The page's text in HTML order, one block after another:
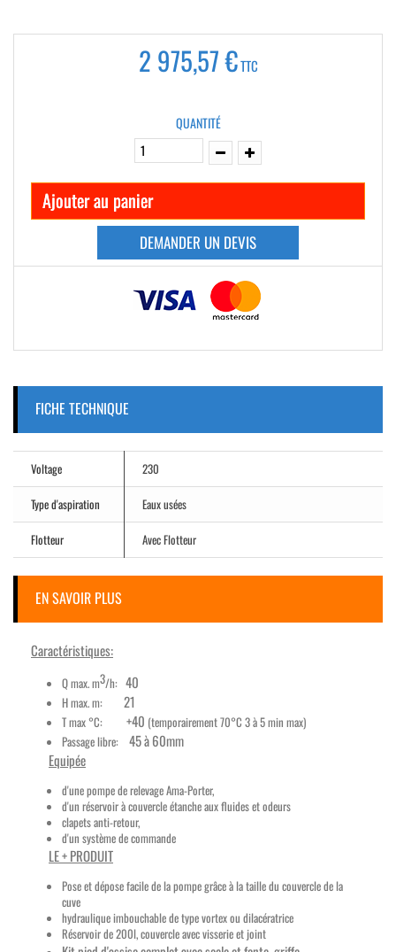
2 975,57 €TTC
QUANTITÉ
Ajouter au panier
DEMANDER UN DEVIS
FICHE TECHNIQUE
Voltage
230
Type d'aspiration
Eaux usées
Flotteur
Avec Flotteur
EN SAVOIR PLUS
Caractéristiques:
Q max. m3/h: 40
H max. m: 21
T max °C: +40 (temporairement 70°C 3 à 5 min max)
Passage libre: 45 à 60mm
Equipée
d'une pompe de relevage Ama-Porter,
d'un réservoir à couvercle étanche aux fluides et odeurs
clapets anti-retour,
d'un système de commande
LE + PRODUIT
Pose et dépose facile de la pompe grâce à la taille du couvercle de la
cuve
hydraulique imbouchable de type vortex ou dilacératrice
Réservoir de 200l, couvercle avec visserie et joint